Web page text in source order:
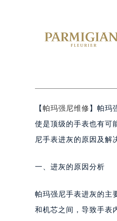
宁波
杭州市
金华
济南市
广州市
广州市
惠州市
福州市
成都市
【 帕玛强尼维修 】帕玛
使是顶级的手表也有可
尼手表进灰的原因及解
一、进灰的原因分析
帕玛强尼手表进灰的主
和机芯之间，导致手表